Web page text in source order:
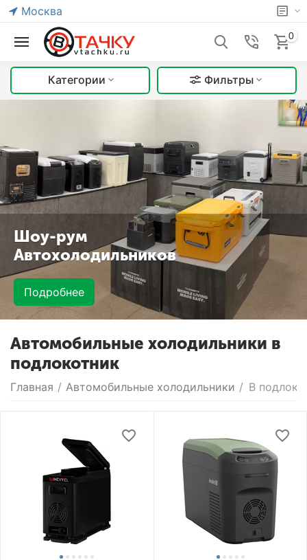
Москва
0
Категории Фильтры
Шоу-рум
Автохолодильников
Подробнее
Автомобильные холодильники в
подлокотник
Главная / Автомобильные холодильники / В